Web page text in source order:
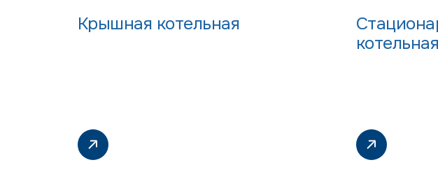
Крышная котельная
котельная